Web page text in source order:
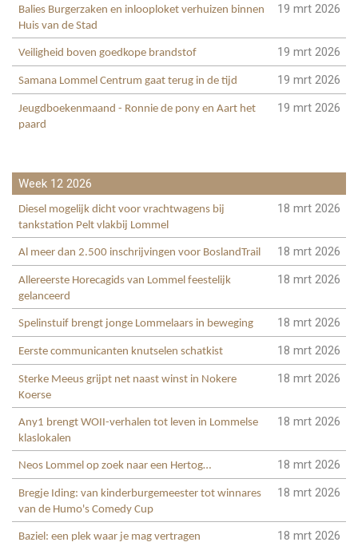
Balies Burgerzaken en inlooploket verhuizen binnen
Huis van de Stad
19 mrt 2026
Veiligheid boven goedkope brandstof 19 mrt 2026
Samana Lommel Centrum gaat terug in de tijd 19 mrt 2026
Jeugdboekenmaand - Ronnie de pony en Aart het
paard
19 mrt 2026
Week 12 2026
Diesel mogelijk dicht voor vrachtwagens bij
tankstation Pelt vlakbij Lommel
18 mrt 2026
Al meer dan 2.500 inschrijvingen voor BoslandTrail 18 mrt 2026
Allereerste Horecagids van Lommel feestelijk
gelanceerd
18 mrt 2026
Spelinstuif brengt jonge Lommelaars in beweging 18 mrt 2026
Eerste communicanten knutselen schatkist 18 mrt 2026
Sterke Meeus grijpt net naast winst in Nokere
Koerse
18 mrt 2026
Any1 brengt WOII-verhalen tot leven in Lommelse
klaslokalen
18 mrt 2026
Neos Lommel op zoek naar een Hertog… 18 mrt 2026
Bregje Iding: van kinderburgemeester tot winnares
van de Humo's Comedy Cup
18 mrt 2026
Baziel: een plek waar je mag vertragen 18 mrt 2026